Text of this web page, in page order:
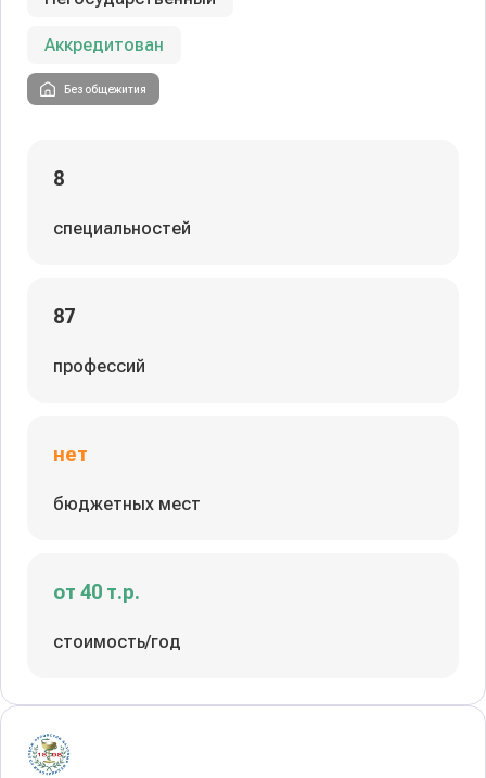
Аккредитован
Без общежития
8
специальностей
87
профессий
нет
бюджетных мест
от 40 т.р.
стоимость/год